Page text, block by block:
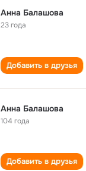
Анна Балашова
23 года
Добавить в друзья
Анна Балашова
104 года
Добавить в друзья